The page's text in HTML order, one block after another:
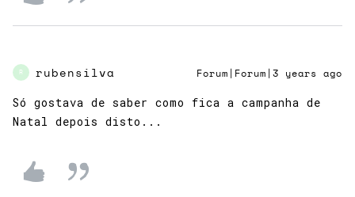
R rubensilva Forum|Forum|3 years ago
Só gostava de saber como fica a campanha de
Natal depois disto...